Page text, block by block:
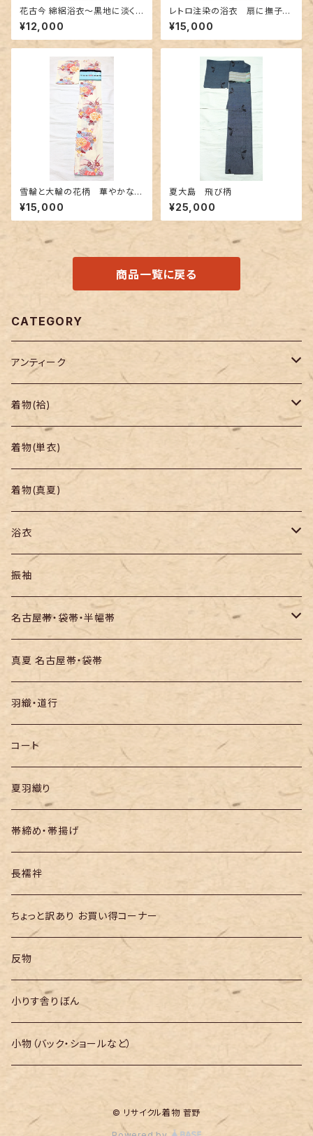
花古今 綿絽浴衣～黒地に淡く
美しく咲く百合～
¥12,000
レトロ注染の浴衣 扇に撫子〜
カラフルなぼかし～
¥15,000
雪輪と大輪の花柄 華やかな浴
衣
¥15,000
夏大島 飛び柄
¥25,000
商品一覧に戻る
CATEGORY
アンティーク
着物
帯
羽織り・道行
着物(袷)
小紋
色無地・江戸小紋
紬
訪問着・付下
お召し
着物(単衣)
着物(真夏)
浴衣
セオα・ポリ
木綿・綿麻
絞りの浴衣
振袖
名古屋帯・袋帯・半幅帯
名古屋帯
袋帯
半幅帯
真夏 名古屋帯・袋帯
羽織・道行
コート
夏羽織り
帯締め・帯揚げ
長襦袢
ちょっと訳あり お買い得コーナー
反物
小りす舎りぼん
小物（バック・ショールなど）
© リサイクル着物 菅野